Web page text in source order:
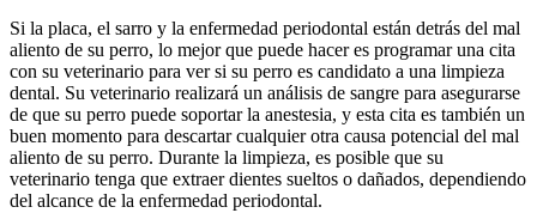
Si la placa, el sarro y la enfermedad periodontal están detrás del mal
aliento de su perro, lo mejor que puede hacer es programar una cita
con su veterinario para ver si su perro es candidato a una limpieza
dental. Su veterinario realizará un análisis de sangre para asegurarse
de que su perro puede soportar la anestesia, y esta cita es también un
buen momento para descartar cualquier otra causa potencial del mal
aliento de su perro. Durante la limpieza, es posible que su
veterinario tenga que extraer dientes sueltos o dañados, dependiendo
del alcance de la enfermedad periodontal.